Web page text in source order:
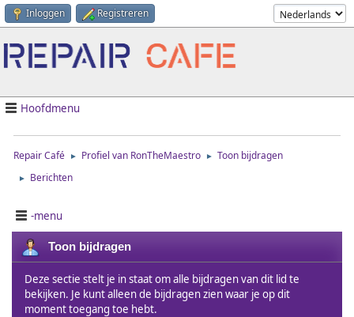
Inloggen Registreren
Hoofdmenu
Repair Café ► Profiel van RonTheMaestro ► Toon bijdragen
► Berichten
-menu
Toon bijdragen
Deze sectie stelt je in staat om alle bijdragen van dit lid te
bekijken. Je kunt alleen de bijdragen zien waar je op dit
moment toegang toe hebt.